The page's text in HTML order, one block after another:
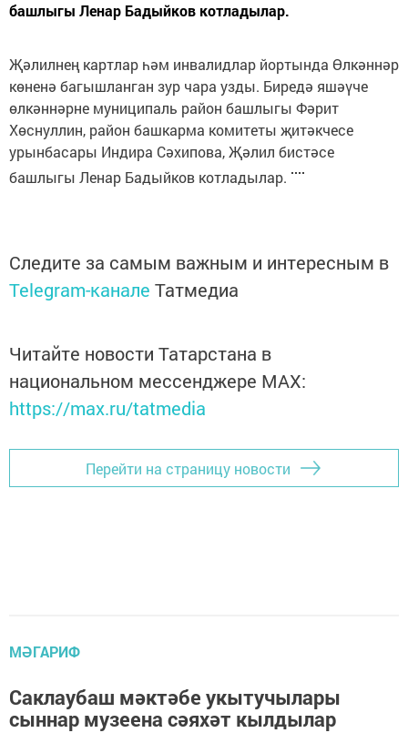
башлыгы Ленар Бадыйков котладылар.
Җәлилнең картлар һәм инвалидлар йортында Өлкәннәр
көненә багышланган зур чара узды. Биредә яшәүче
өлкәннәрне муниципаль район башлыгы Фәрит
Хөснуллин, район башкарма комитеты җитәкчесе
урынбасары Индира Сәхипова, Җәлил бистәсе
башлыгы Ленар Бадыйков котладылар.
Следите за самым важным и интересным в
Telegram-канале Татмедиа
Читайте новости Татарстана в
национальном мессенджере MАХ:
https://max.ru/tatmedia
Перейти на страницу новости
МӘГАРИФ
Саклаубаш мәктәбе укытучылары
сыннар музеена сәяхәт кылдылар